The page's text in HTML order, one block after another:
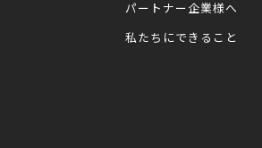
パートナー企業様へ
私たちにできること